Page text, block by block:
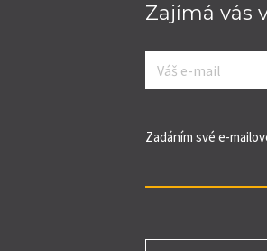
Zajímá vás
E-
mail*
Zadáním své e-